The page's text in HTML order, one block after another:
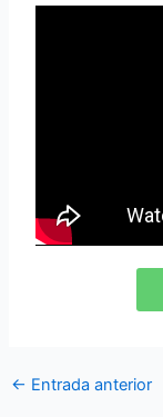
← Entrada anterior